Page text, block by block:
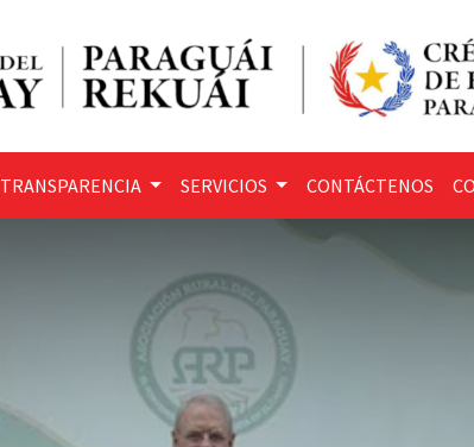
TRANSPARENCIA SERVICIOS CONTÁCTENOS